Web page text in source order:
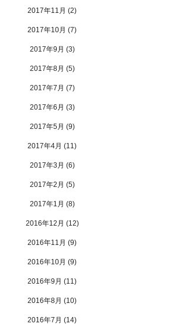
2017年11月 (2)
2017年10月 (7)
2017年9月 (3)
2017年8月 (5)
2017年7月 (7)
2017年6月 (3)
2017年5月 (9)
2017年4月 (11)
2017年3月 (6)
2017年2月 (5)
2017年1月 (8)
2016年12月 (12)
2016年11月 (9)
2016年10月 (9)
2016年9月 (11)
2016年8月 (10)
2016年7月 (14)